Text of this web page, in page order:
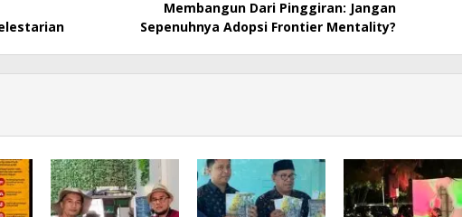
Membangun Dari Pinggiran: Jangan
Sepenuhnya Adopsi Frontier Mentality?